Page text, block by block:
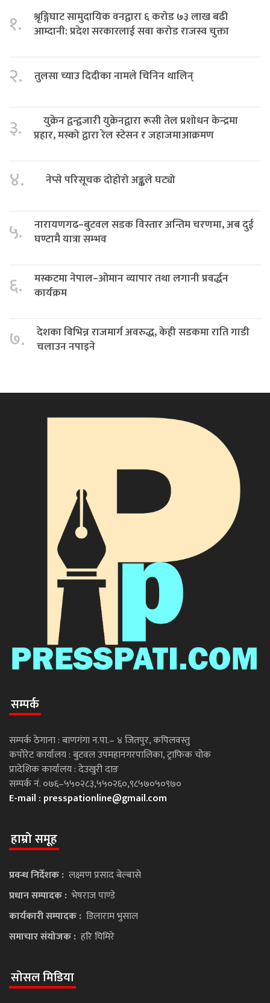
१.
श्रृङ्गिघाट सामुदायिक वनद्वारा ६ करोड ७३ लाख बढी
आम्दानी: प्रदेश सरकारलाई सवा करोड राजस्व चुक्ता
२. तुलसा च्याउ दिदीका नामले चिनिन थालिन्
३.
युक्रेन द्वन्द्वजारी युक्रेनद्वारा रूसी तेल प्रशोधन केन्द्रमा
प्रहार, मस्को द्वारा रेल स्टेसन र जहाजमाआक्रमण
४. नेप्से परिसूचक दोहोरो अङ्कले घट्यो
५.
नारायणगढ–बुटवल सडक विस्तार अन्तिम चरणमा, अब दुई
घण्टामै यात्रा सम्भव
६.
मस्कटमा नेपाल–ओमान व्यापार तथा लगानी प्रवर्द्धन
कार्यक्रम
७.
देशका विभिन्न राजमार्ग अवरुद्ध, केही सडकमा राति गाडी
चलाउन नपाइने
सम्पर्क
सम्पर्क ठेगाना : बाणगंगा न.पा.– ४ जितपुर, कपिलवस्तु
कपोरेट कार्यालय : बुटवल उपमहानगरपालिका, ट्राफिक चोक
प्रादेशिक कार्यालय : देउखुरी दाङ
सम्पर्क नं. ०७६–५५०२८३,५५०२६०,९८५७०५०९७०
E-mail : presspationline@gmail.com
हाम्रो समूह
प्रवन्ध निर्देशक : लक्ष्मण प्रसाद बेल्बासे
प्रधान सम्पादक : भेषराज पाण्डे
कार्यकारी सम्पादक : डिलाराम भुसाल
समाचार संयोजक : हरि घिमिरे
सोसल मिडिया